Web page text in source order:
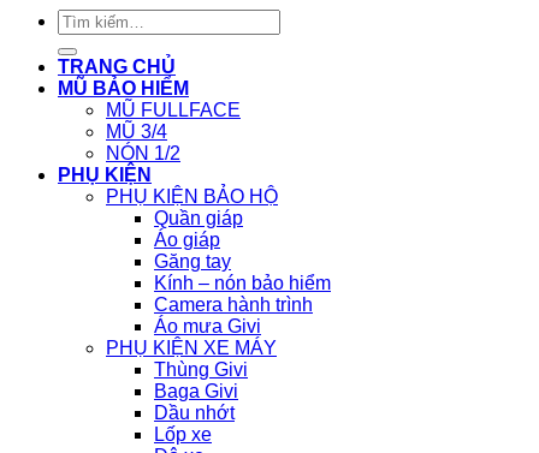
Tìm
kiếm:
TRANG CHỦ
MŨ BẢO HIỂM
MŨ FULLFACE
MŨ 3/4
NÓN 1/2
PHỤ KIỆN
PHỤ KIỆN BẢO HỘ
Quần giáp
Áo giáp
Găng tay
Kính – nón bảo hiểm
Camera hành trình
Áo mưa Givi
PHỤ KIỆN XE MÁY
Thùng Givi
Baga Givi
Dầu nhớt
Lốp xe